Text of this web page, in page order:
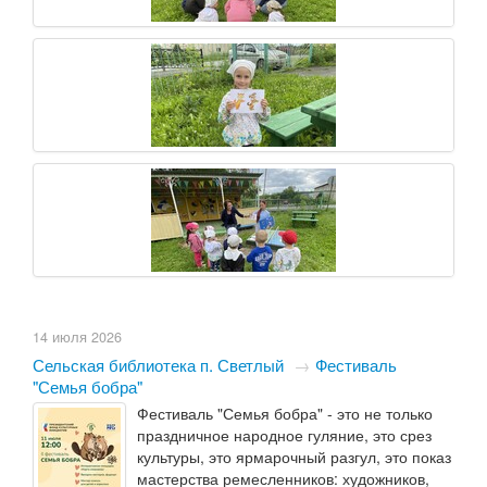
14 июля 2026
Сельская библиотека п. Светлый → ​Фестиваль
"Семья бобра"
Фестиваль "Семья бобра" - это не только
праздничное народное гуляние, это срез
культуры, это ярмарочный разгул, это показ
мастерства ремесленников: художников,